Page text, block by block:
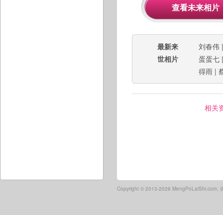
最新来
世相片
刘春伟
蛋蛋七
得雨 |
相关
Copyright © 2013-2026 MengPoLaiShi.com,